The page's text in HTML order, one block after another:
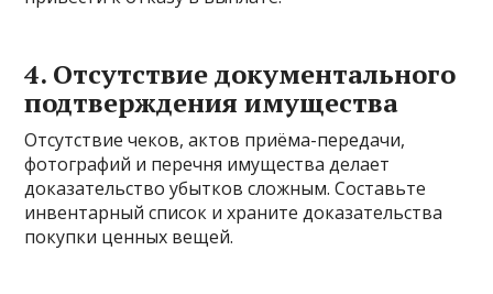
4. Отсутствие документального
подтверждения имущества
Отсутствие чеков, актов приёма-передачи,
фотографий и перечня имущества делает
доказательство убытков сложным. Составьте
инвентарный список и храните доказательства
покупки ценных вещей.